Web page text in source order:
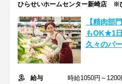
ひらせいホームセンター新崎店 ※
【精肉部
もOK★1
久々のパ
給与
時給1050円～